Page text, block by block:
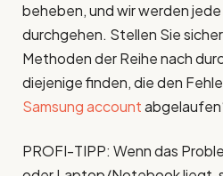
beheben, und wir werden
durchgehen. Stellen Sie
Methoden der Reihe nach
diejenige finden, die den
Samsung account
PROFI-TIPP: Wenn das